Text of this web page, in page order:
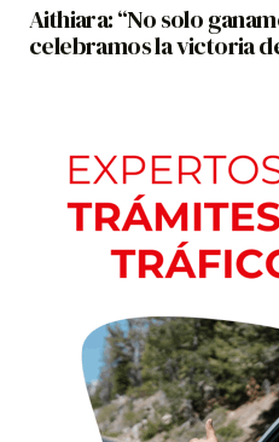
Aithiara: “No solo
celebramos la victoria